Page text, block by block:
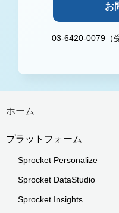
お
03-6420-0079（
ホーム
プラットフォーム
Sprocket Personalize
Sprocket DataStudio
Sprocket Insights